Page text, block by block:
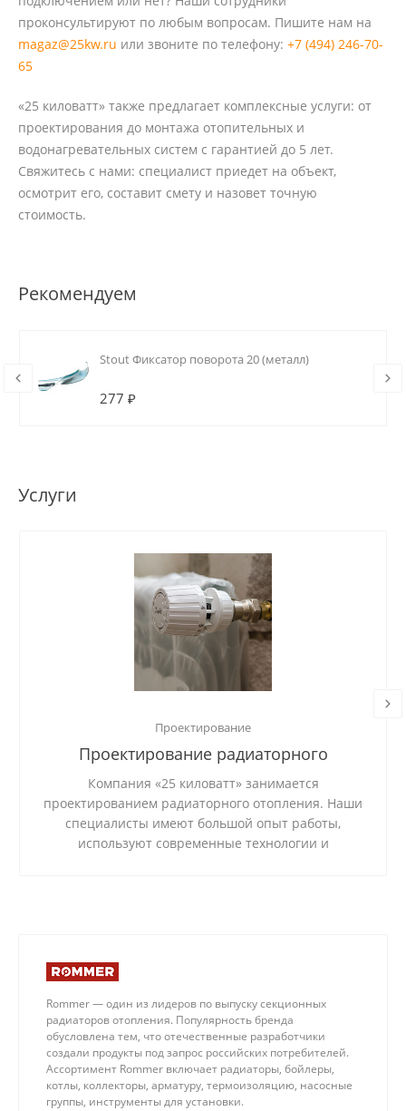
проконсультируют по любым вопросам. Пишите нам на
magaz@25kw.ru или звоните по телефону: +7 (494) 246-70-
65
«25 киловатт» также предлагает комплексные услуги: от
проектирования до монтажа отопительных и
водонагревательных систем с гарантией до 5 лет.
Свяжитесь с нами: специалист приедет на объект,
осмотрит его, составит смету и назовет точную
стоимость.
Рекомендуем
Stout Фиксатор поворота 20 (металл)
277 ₽
Услуги
Проектирование
Проектирование радиаторного
отопления
Компания «25 киловатт» занимается
проектированием радиаторного отопления. Наши
специалисты имеют большой опыт работы,
используют современные технологии и
Rommer — один из лидеров по выпуску секционных
радиаторов отопления. Популярность бренда
обусловлена тем, что отечественные разработчики
создали продукты под запрос российских потребителей.
Ассортимент Rommer включает радиаторы, бойлеры,
котлы, коллекторы, арматуру, термоизоляцию, насосные
группы, инструменты для установки.